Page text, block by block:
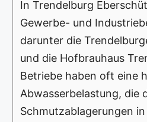
In Trendelburg
Gewerbe- und
darunter die
und die Hofbrauhaus
Betriebe haben oft eine
Abwasserbelastung, die
Schmutzablagerungen